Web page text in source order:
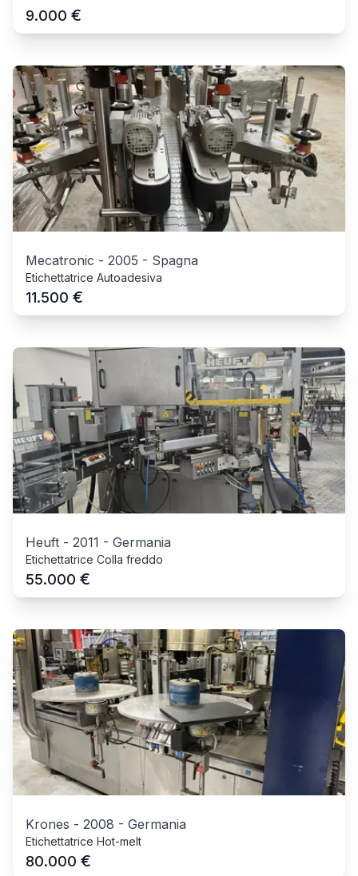
9.000 €
Mecatronic - 2005 - Spagna
Etichettatrice Autoadesiva
11.500 €
Heuft - 2011 - Germania
Etichettatrice Colla freddo
55.000 €
Krones - 2008 - Germania
Etichettatrice Hot-melt
80.000 €